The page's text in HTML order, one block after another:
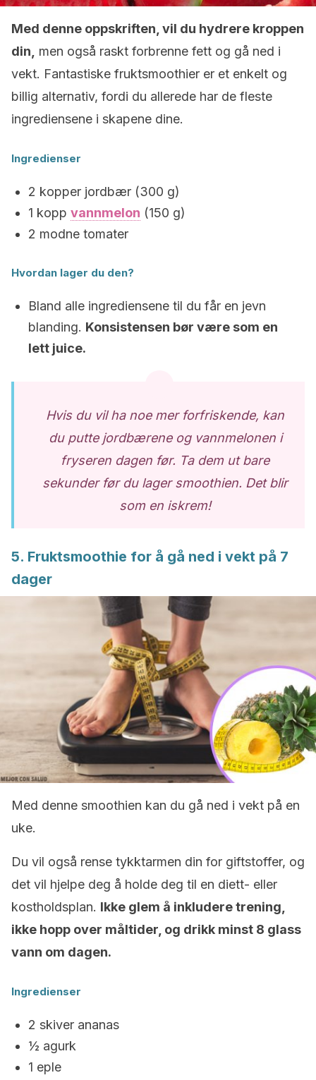
Med denne oppskriften, vil du hydrere kroppen
din,
men også raskt forbrenne fett og gå ned i
vekt. Fantastiske fruktsmoothier er et enkelt og
billig alternativ, fordi du allerede har de fleste
ingrediensene i skapene dine.
Ingredienser
2 kopper jordbær (300 g)
1 kopp vannmelon (150 g)
2 modne tomater
Hvordan lager du den?
Bland alle ingrediensene til du får en jevn
blanding. Konsistensen bør være som en
lett juice.
Hvis du vil ha noe mer forfriskende, kan
du putte jordbærene og vannmelonen i
fryseren dagen før. Ta dem ut bare
sekunder før du lager smoothien. Det blir
som en iskrem!
5. Fruktsmoothie for å gå ned i vekt på 7
dager
Med denne smoothien kan du gå ned i vekt på en
uke.
Du vil også rense tykktarmen din for giftstoffer, og
det vil hjelpe deg å holde deg til en diett- eller
kostholdsplan. Ikke glem å inkludere trening,
ikke hopp over måltider, og drikk minst 8 glass
vann om dagen.
Ingredienser
2 skiver ananas
½ agurk
1 eple